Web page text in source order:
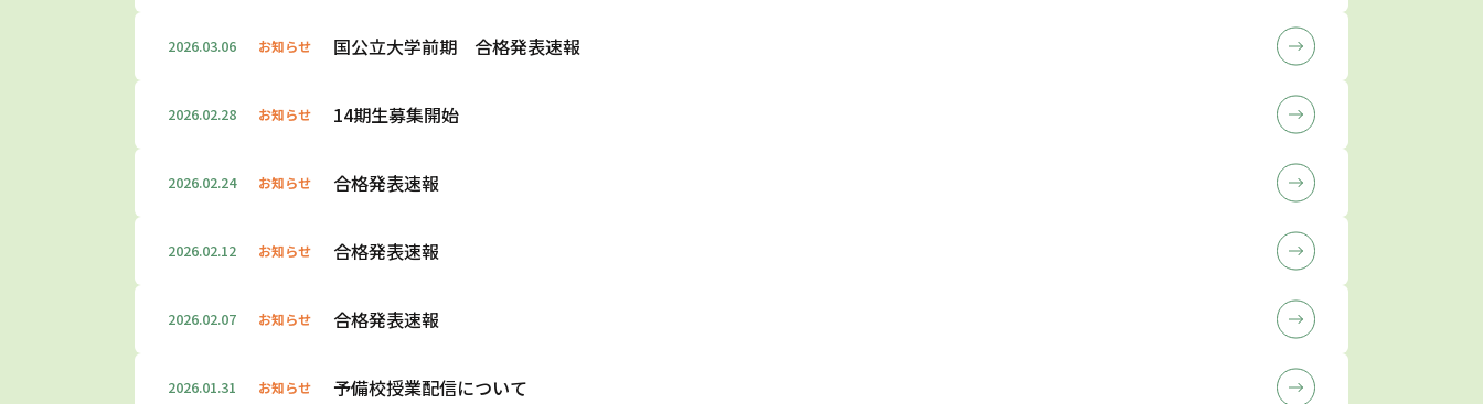
お知らせ
2026.03.06 国公立大学前期 合格発表速報
お知らせ
2026.02.28 14期生募集開始
お知らせ
2026.02.24 合格発表速報
お知らせ
2026.02.12 合格発表速報
お知らせ
2026.02.07 合格発表速報
お知らせ
2026.01.31 予備校授業配信について